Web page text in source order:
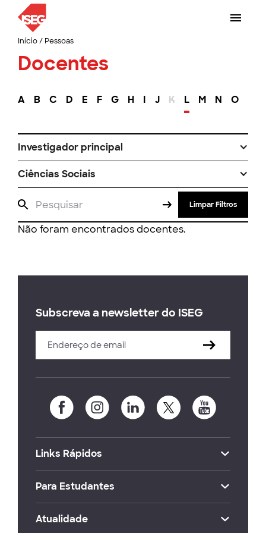
Início/ Pessoas
Docentes
A B C D E F G H I J K L M N O
Investigador principal
Ciências Sociais
Limpar Filtros
Não foram encontrados docentes.
Subscreva a newsletter do ISEG
Links Rápidos
Para Estudantes
Atualidade